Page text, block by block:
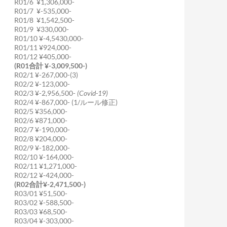
R01/6 ¥1,306,000-
R01/7 ¥-535,000-
R01/8 ¥1,542,500-
R01/9 ¥330,000-
R01/10 ¥-4,5430,000-
R01/11 ¥924,000-
R01/12 ¥405,000-
(R01合計 ¥-3,009,500-)
R02/1 ¥-267,000-(3)
R02/2 ¥-123,000-
R02/3 ¥-2,956,500- (Covid-19)
R02/4 ¥-867,000- (1/ルール修正)
R02/5 ¥356,000-
R02/6 ¥871,000-
R02/7 ¥-190,000-
R02/8 ¥204,000-
R02/9 ¥-182,000-
R02/10 ¥-164,000-
R02/11 ¥1,271,000-
R02/12 ¥-424,000-
(R02合計¥-2,471,500-)
R03/01 ¥51,500-
R03/02 ¥-588,500-
R03/03 ¥68,500-
R03/04 ¥-303,000-